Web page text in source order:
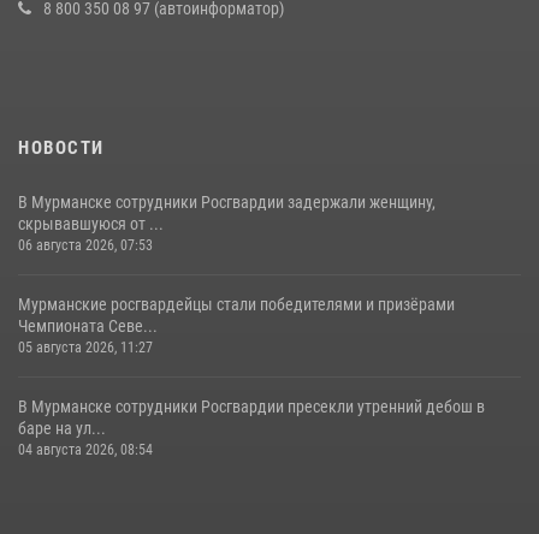
8 800 350 08 97 (автоинформатор)
НОВОСТИ
В Мурманске сотрудники Росгвардии задержали женщину,
скрывавшуюся от ...
06 августа 2026, 07:53
Мурманские росгвардейцы стали победителями и призёрами
Чемпионата Севе...
05 августа 2026, 11:27
В Мурманске сотрудники Росгвардии пресекли утренний дебош в
баре на ул...
04 августа 2026, 08:54